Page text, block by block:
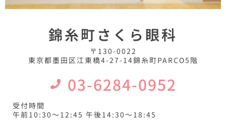
錦糸町さくら眼科
〒130-0022
東京都墨田区江東橋4-27-14錦糸町PARCO5階
03-6284-0952
受付時間
午前10:30〜12:45 午後14:30〜18:45